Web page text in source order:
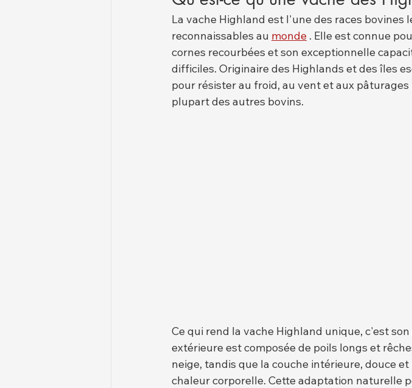
La vache Highland est l'une des races bovines
reconnaissables au monde . Elle est connue
cornes recourbées et son exceptionnelle
difficiles. Originaire des Highlands et des îles
pour résister au froid, au vent et aux
plupart des autres bovins.
Ce qui rend la vache Highland unique, c'est son
extérieure est composée de poils longs et
neige, tandis que la couche intérieure, douce
chaleur corporelle. Cette adaptation naturelle